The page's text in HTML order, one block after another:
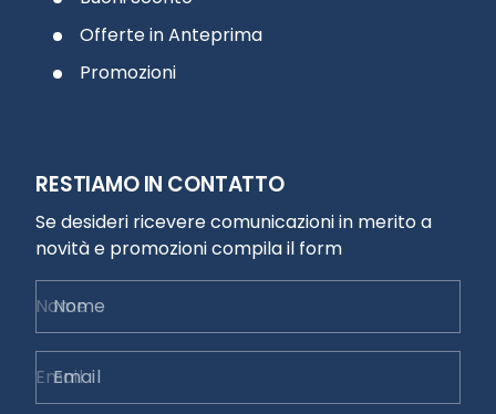
Offerte in Anteprima
Promozioni
RESTIAMO IN CONTATTO
Se desideri ricevere comunicazioni in merito a
novità e promozioni compila il form
Nome
Email